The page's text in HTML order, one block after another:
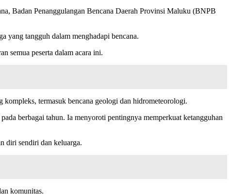
Badan Penanggulangan Bencana Daerah Provinsi Maluku (BNPB
yang tangguh dalam menghadapi bencana.
semua peserta dalam acara ini.
termasuk bencana geologi dan hidrometeorologi.
berbagai tahun. Ia menyoroti pentingnya memperkuat ketangguhan
diri sendiri dan keluarga.
komunitas.